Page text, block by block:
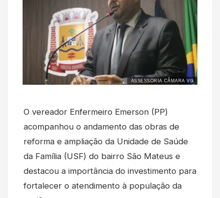
ASSESSORIA CÂMARA VG
O vereador Enfermeiro Emerson (PP)
acompanhou o andamento das obras de
reforma e ampliação da Unidade de Saúde
da Família (USF) do bairro São Mateus e
destacou a importância do investimento para
fortalecer o atendimento à população da